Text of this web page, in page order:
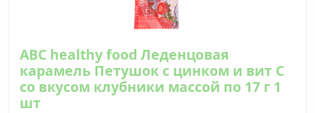
ABC healthy food Леденцовая
карамель Петушок с цинком и вит С
со вкусом клубники массой по 17 г 1
шт